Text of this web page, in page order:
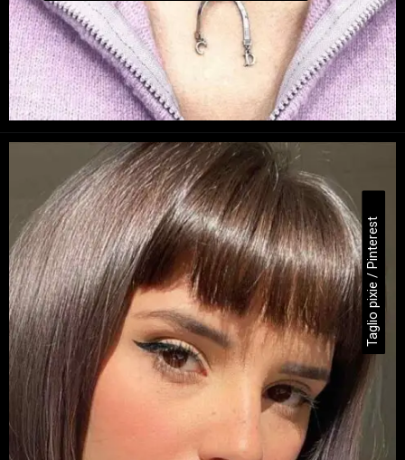
Taglio pixie / Pinterest